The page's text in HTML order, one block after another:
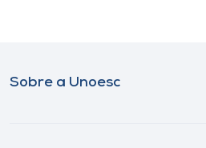
Sobre a Unoesc